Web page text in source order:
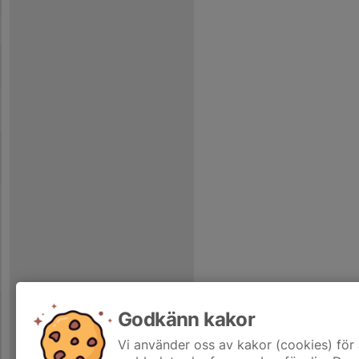
Godkänn kakor
Vi använder oss av kakor (cookies)